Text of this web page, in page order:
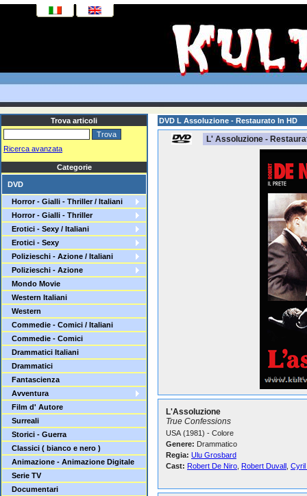
Trova articoli
Ricerca avanzata
Categorie
DVD
Horror - Gialli - Thriller / Italiani
Horror - Gialli - Thriller
Erotici - Sexy / Italiani
Erotici - Sexy
Polizieschi - Azione / Italiani
Polizieschi - Azione
Mondo Movie
Western Italiani
Western
Commedie - Comici / Italiani
Commedie - Comici
Drammatici Italiani
Drammatici
Fantascienza
Avventura
Film d' Autore
Surreali
Storici - Guerra
Classici ( bianco e nero )
Animazione - Animazione Digitale
Serie TV
Documentari
DVD L Assoluzione - Restaurato In HD
L' Assoluzione -
L'Assoluzione
True Confessions
USA (1981) - Colore
Genere: Drammatico
Regia: Ulu Grosbard
Cast: Robert De Niro Robert Duvall